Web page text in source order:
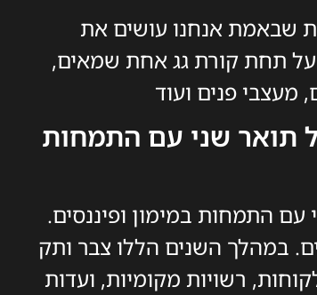
שבאמת אנחנו עושים את
על תחת קורת גג אחת שמאים,
מעצבי פנים ועוד
תואר שני עם התמחות
עם התמחות במימון ופיננסים.
הארוכה בענף הנדל"ן לפני יותר מ-10 שנים. במהלך השנים הללו צבר ותק
רשויות מקומיות, ועדות